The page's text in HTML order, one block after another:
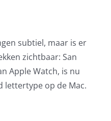
subtiel, maar is er
zichtbaar: San
Apple Watch, is nu
lettertype op de Mac.